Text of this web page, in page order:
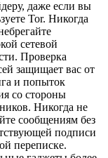
даже если вы
Tor. Никогда
сетевой
Проверка
защищает вас от
и попыток
со стороны
Никогда не
сообщениям без
подписи
переписке.